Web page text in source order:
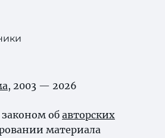
, 2003 — 2026
законом об авторских
материала